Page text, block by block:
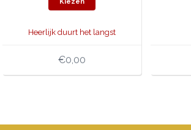
Kiezen
Heerlijk duurt het langst
€0,00